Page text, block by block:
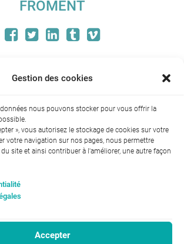
Gestion des cookies
nous pouvons stocker pour vous offrir la
», vous autorisez le stockage de cookies sur votre
votre navigation sur nos pages, nous permettre
site et ainsi contribuer à l'améliorer, une autre façon
Accepter
FROMENT
et Solidarités depuis le 28